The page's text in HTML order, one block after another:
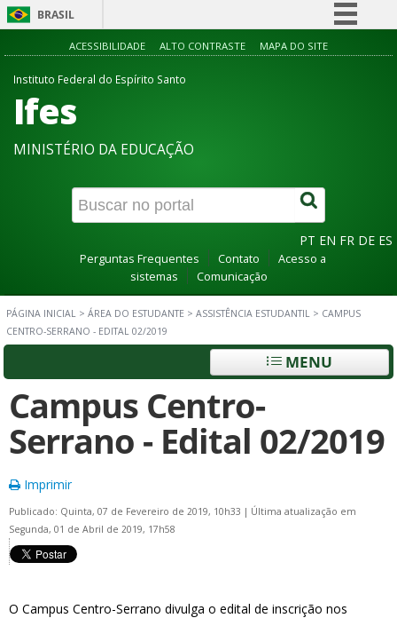
BRASIL
Simplifique!
Canais
ACESSIBILIDADE ALTO CONTRASTE MAPA DO SITE
Instituto Federal do Espírito Santo
Ifes
MINISTÉRIO DA EDUCAÇÃO
PT EN FR DE ES
Perguntas Frequentes Contato
Acesso a
sistemas
Comunicação
PÁGINA INICIAL > ÁREA DO ESTUDANTE > ASSISTÊNCIA ESTUDANTIL > CAMPUS
CENTRO-SERRANO - EDITAL 02/2019
MENU
Campus Centro-
Serrano - Edital 02/2019
Imprimir
Publicado: Quinta, 07 de Fevereiro de 2019, 10h33 | Última atualização em
Segunda, 01 de Abril de 2019, 17h58
O Campus Centro-Serrano divulga o edital de inscrição nos